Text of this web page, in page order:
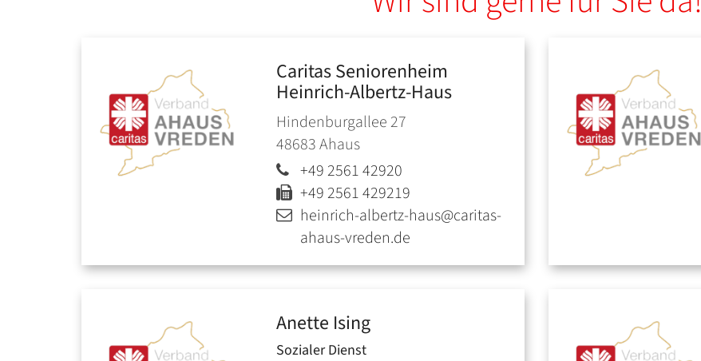
Caritas Seniorenheim
Heinrich-Albertz-Haus
Hindenburgallee 27
48683Ahaus
+49 2561 42920
+49 2561 429219
heinrich-albertz-haus@caritas-
ahaus-vreden.de
Anette Ising
Sozialer Dienst